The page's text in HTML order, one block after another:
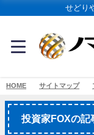
せどり
HOME サイトマップ
投資家FOXの記